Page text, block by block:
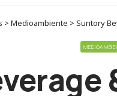
Medioambiente > Suntory